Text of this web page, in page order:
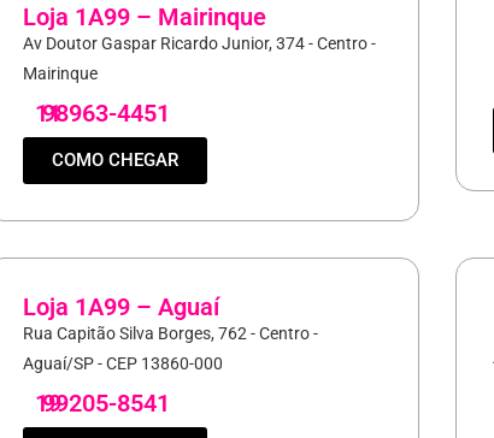
Loja 1A99 – Mairinque
Av Doutor Gaspar Ricardo Junior, 374 - Centro -
Mairinque
11
98963-4451
COMO CHEGAR
Loja 1A99 – Aguaí
Rua Capitão Silva Borges, 762 - Centro -
Aguaí/SP - CEP 13860-000
19
99205-8541